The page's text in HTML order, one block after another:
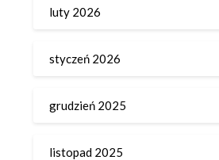
luty 2026
styczeń 2026
grudzień 2025
listopad 2025